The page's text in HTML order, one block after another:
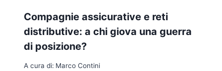
Compagnie assicurative e reti
distributive: a chi giova una guerra
di posizione?
A cura di: Marco Contini